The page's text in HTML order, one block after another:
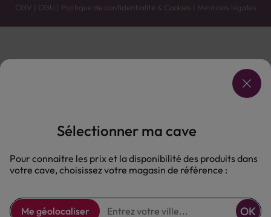
CGV | CGU | Politique de confidentialité & Cookies | Mentions légales
Vente uniquement en caves. Contactez votre caviste pour plus de renseignements.
L'ABUS D'ALCOOL EST DANGEREUX POUR LA SANTÉ, À CONSOMMER AVEC MODÉRATION.
Sélectionner ma cave
Pour connaitre les prix et la disponibilité des produits dans
votre cave, choisissez votre magasin de référence :
Me géolocaliser OK